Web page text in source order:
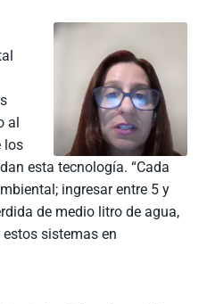
al
los
esta tecnología. “Cada
ingresar entre 5 y
de medio litro de agua,
sistemas en